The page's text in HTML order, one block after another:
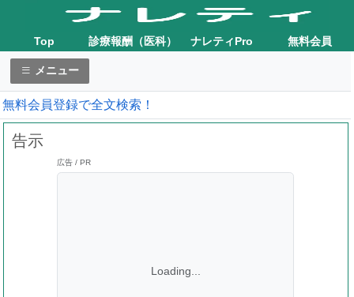
Top 診療報酬（医科） ナレティPro 無料会員
メニュー
無料会員登録で全文検索！
告示
広告 / PR
Loading...